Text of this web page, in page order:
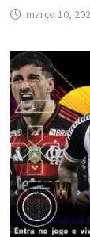
março 10,